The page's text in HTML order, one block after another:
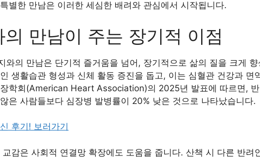
별한 만남은 이러한 세심한 배려와 관심에서 시작됩니다.
의 만남이 주는 장기적 이점
와의 만남은 단기적 즐거움을 넘어, 장기적으로 삶의 질을 크게
생활습관 형성과 신체 활동 증진을 돕고, 이는 심혈관 건강과 면
학회(American Heart Association)의 2025년 발표에 따르면,
은 사람들보다 심장병 발병률이 20% 낮은 것으로 나타났습니다.
후기! 보러가기
감은 사회적 연결망 확장에도 도움을 줍니다. 산책 시 다른 반려